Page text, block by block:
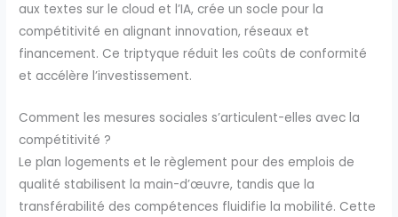
aux textes sur le cloud et l’IA, crée un socle pour la
compétitivité en alignant innovation, réseaux et
financement. Ce triptyque réduit les coûts de conformité
et accélère l’investissement.
Comment les mesures sociales s’articulent-elles avec la
compétitivité ?
Le plan logements et le règlement pour des emplois de
qualité stabilisent la main-d’œuvre, tandis que la
transférabilité des compétences fluidifie la mobilité. Cette